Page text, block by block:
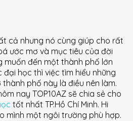
cả nhưng nó cùng giúp cho rất
ước mơ và mục tiêu của đời
muốn đến một thành phố lớn
đại học thì việc tìm hiểu những
phố này là điều nên làm.
nay TOP10AZ sẽ chia sẻ cho
tốt nhất TP.Hồ Chí Minh. Hi
mình một ngôi trường phù hợp.